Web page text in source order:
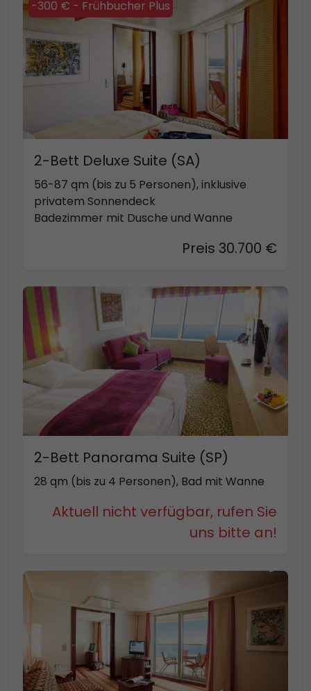
-300 € - Frühbucher Plus
2-Bett Deluxe Suite (SA)
56-87 qm (bis zu 5 Personen), inklusive
privatem Sonnendeck
Badezimmer mit Dusche und Wanne
Preis 30.700 €
2-Bett Panorama Suite (SP)
28 qm (bis zu 4 Personen), Bad mit Wanne
Aktuell nicht verfügbar, rufen Sie
uns bitte an!